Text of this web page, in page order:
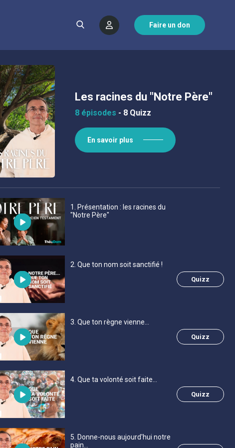
Faire un don
Les racines du "Notre Père"
8 épisodes - 8 Quizz
En savoir plus
1
. Présentation : les racines du
"Notre Père"
2 . Que ton nom soit sanctifié !
Quizz
3 . Que ton règne vienne...
Quizz
4. Que ta volonté soit faite...
Quizz
5 . Donne-nous aujourd'hui notre
pain...